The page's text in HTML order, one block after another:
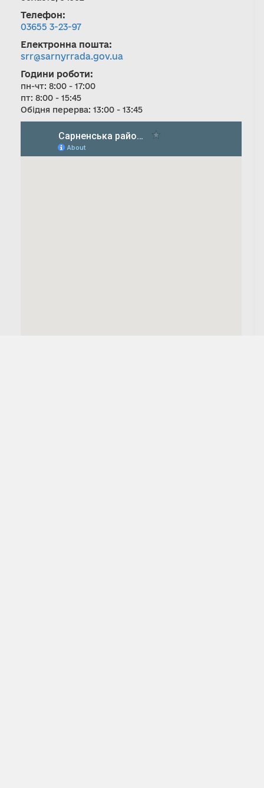
Телефон:
03655 3-23-97
Електронна пошта:
srr@sarnyrrada.gov.ua
Години роботи:
пн-чт: 8:00 - 17:00
пт: 8:00 - 15:45
Обідня перерва: 13:00 - 13:45